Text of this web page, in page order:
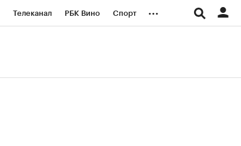
Телеканал РБК Вино Спорт ...